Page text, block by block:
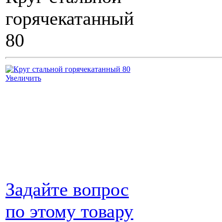
горячекатанный
80
Увеличить
Задайте вопрос
по этому товару